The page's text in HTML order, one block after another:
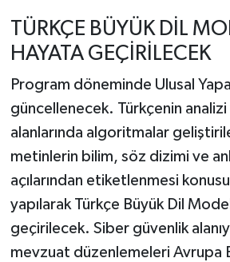
TÜRKÇE BÜYÜK DİL
HAYATA GEÇİRİLECEK
Program döneminde Ulusal
güncellenecek. Türkçenin
alanlarında algoritmalar
metinlerin bilim, söz dizimi ve
açılarından etiketlenmesi
yapılarak Türkçe Büyük Dil
geçirilecek. Siber güvenlik
mevzuat düzenlemeleri Avrupa